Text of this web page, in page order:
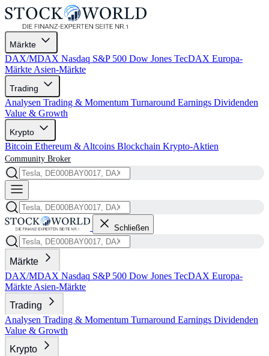
Märkte
DAX/MDAX Nasdaq S&P 500 Dow Jones TecDAX Europa-
Märkte Asien-Märkte
Trading
Analysen Trading & Momentum Turnaround Earnings Dividenden
Value & Growth
Krypto
Bitcoin Ethereum & Altcoins Blockchain Krypto-Aktien
Community Broker
Schließen
Märkte
DAX/MDAX Nasdaq S&P 500 Dow Jones TecDAX Europa-
Märkte Asien-Märkte
Trading
Analysen Trading & Momentum Turnaround Earnings Dividenden
Value & Growth
Krypto